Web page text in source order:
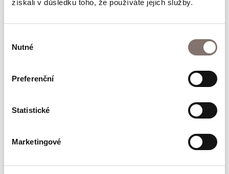
získali v důsledku toho, že používáte jejich služby.
souhlasu
Nutné
Preferenční
Statistické
Marketingové
mnohém obohacené a přepracované ) bylo
názvem Výstřely v Mariánských Lázních.
zážitek pocitové spoluúčasti na činu, pátrání i